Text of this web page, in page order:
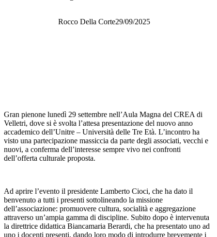
Rocco Della Corte29/09/2025
Gran pienone lunedì 29 settembre nell’Aula Magna del CREA di
Velletri, dove si è svolta l’attesa presentazione del nuovo anno
accademico dell’Unitre – Università delle Tre Età. L’incontro ha
visto una partecipazione massiccia da parte degli associati, vecchi e
nuovi, a conferma dell’interesse sempre vivo nei confronti
dell’offerta culturale proposta.
Ad aprire l’evento il presidente Lamberto Cioci, che ha dato il
benvenuto a tutti i presenti sottolineando la missione
dell’associazione: promuovere cultura, socialità e aggregazione
attraverso un’ampia gamma di discipline. Subito dopo è intervenuta
la direttrice didattica Biancamaria Berardi, che ha presentato uno ad
uno i docenti presenti, dando loro modo di introdurre brevemente i